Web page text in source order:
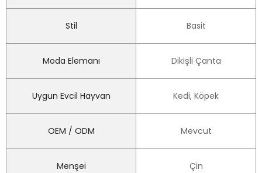
Stil Basit
Moda Elemanı Dikişli Çanta
Uygun Evcil Hayvan Kedi, Köpek
OEM / ODM Mevcut
Menşei Çin